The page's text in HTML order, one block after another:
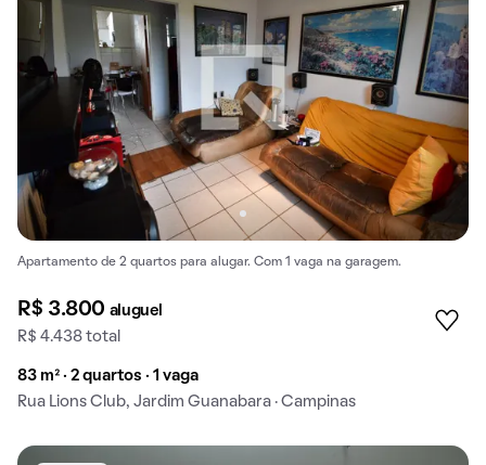
Apartamento de 2 quartos para alugar. Com 1 vaga na garagem.
R$ 3.800 aluguel
R$ 4.438 total
83 m² · 2 quartos · 1 vaga
Rua Lions Club, Jardim Guanabara · Campinas